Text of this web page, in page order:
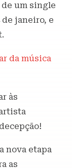
um single
janeiro, e
da música
às
nova etapa
as